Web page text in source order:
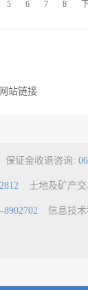
5 6 7 8
站链接
保证金收退咨询:
土地及矿产
8902702 信息技术